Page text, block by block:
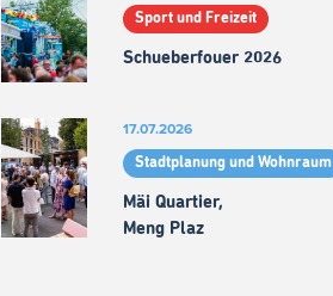
Sport und Freizeit
Schueberfouer 2026
17.07.2026
Stadtplanung und Wohnraum
Mäi Quartier,
Meng Plaz